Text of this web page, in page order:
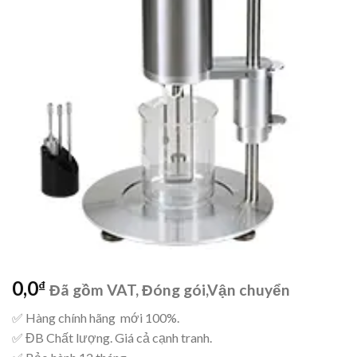
0,0₫ Đã gồm VAT, Đóng gói,Vận chuyển
✅ Hàng chính hãng mới 100%.
✅ ĐB Chất lượng. Giá cả cạnh tranh.